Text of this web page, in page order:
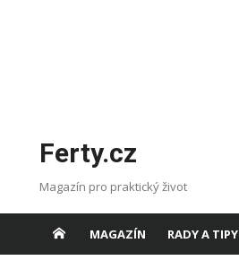
Ferty.cz
Magazín pro praktický život
MAGAZÍN RADY A TIPY